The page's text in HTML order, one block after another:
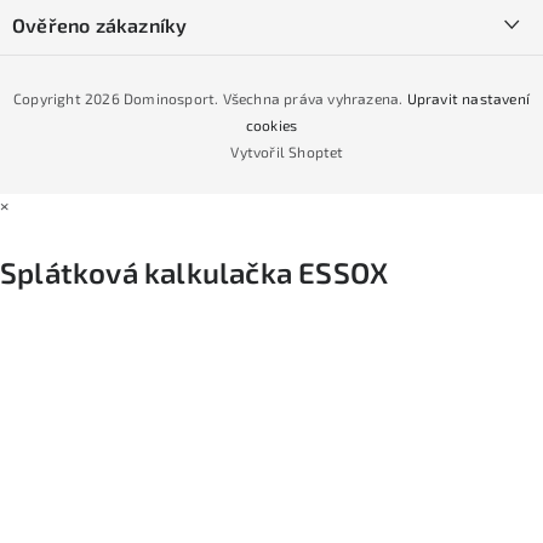
Podmínky GDPR
Podmínky nákupu na splátky ESSOX
Naše prodejna
Ověřeno zákazníky
Vytvořil Shoptet
Copyright 2026 Dominosport . Všechna práva vyhrazena.
Upravit nastavení
cookies
×
Splátková kalkulačka ESSOX